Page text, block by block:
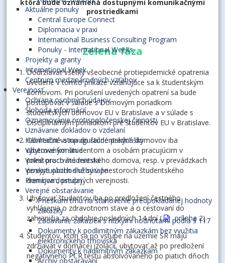
Aktuálne ponuky
Central Europe Connect
Diplomacia v praxi
International Business Consulting Program
Ponuky - International Weeks
Projekty a granty
International Week
Centrum medzinárodných vzťahov
Verejnosť
Ochrana osobných údajov
Sloboda informácií
Oznamovanie protispoločenskej činnosti
Uznávanie dokladov o vzdelaní
Habilitačné a inauguračné prednášky
Výberové konanie
Voľné pracovné miesta
Verejné obchodné súťaže
Prenájom, predaj
Verejné obstarávanie
Prieskum trhu na stanovenie predpokladanej hodnoty
zákazky
Zadávanie zákaziek s nízkymi hodnotami podľa § 117
Dokumenty k podlimitným zákazkám bez využitia
elektronického trhoviska
Dokumenty k nadlimitným zákazkám
Archív obstarávaní
ktorá bude oznámená dostupnými komunikačnými
prostriedkami
Zelená fáza
Dodržiavať všetky všeobecné protiepidemické opatrenia
uvedené v tomto príkaze vzťahujúce sa k študentským
domovom. Pri porušení uvedených opatrení sa bude
postupovať v súlade s Domovým poriadkom
študentských domovov EU v Bratislave a v súlade s
Disciplinárnym poriadkom pre študentov EU v Bratislave.
Obmedziť vstup do študentských domovov iba
ubytovaným študentom a osobám pracujúcim v
priestoroch študentského domova, resp. v prevádzkach
poskytujúcich služby v priestoroch študentského
domova dostupných verejnosti.
Ubytovať študentov iba po predložení čestného
vyhlásenia o zdravotnom stave a o cestovaní do
zahraničia za obdobie posledných 14 dní (
príloha 2).
Študentov, ktorí sa po vstupe na územie SR majú
zdržiavať v domácej izolácii, ubytovať až po predložení
negatívneho PCR testu absolvovaného po piatich dňoch